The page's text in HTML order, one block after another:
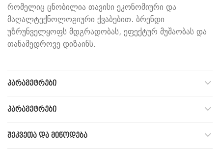
რომელიც ცნობილია თავისი ეკონომიური და
მაღალტექნოლოგიური ქვაბებით. ბრენდი
უზრუნველყოფს მდგრადობას, ეფექტურ მუშაობას და
თანამედროვე დიზაინს.
ᲞᲐᲠᲐᲛᲔᲢᲠᲔᲑᲘ
ᲞᲐᲠᲐᲛᲔᲢᲠᲔᲑᲘ
ᲨᲔᲙᲕᲔᲗᲐ ᲓᲐ ᲛᲘᲬᲝᲓᲔᲑᲐ